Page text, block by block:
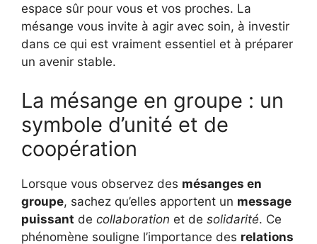
espace sûr pour vous et vos proches. La
mésange vous invite à agir avec soin, à investir
dans ce qui est vraiment essentiel et à préparer
un avenir stable.
La mésange en groupe : un
symbole d’unité et de
coopération
Lorsque vous observez des mésanges en
groupe, sachez qu’elles apportent un message
puissant de collaboration et de solidarité. Ce
phénomène souligne l’importance des relations